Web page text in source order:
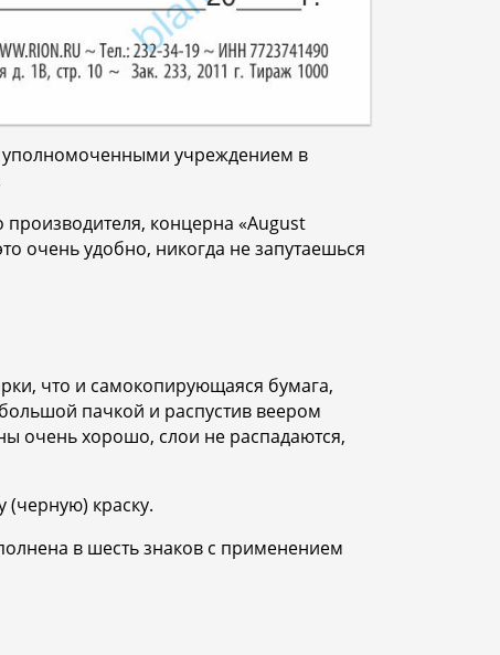
уполномоченными учреждением в
производителя, концерна «August
очень удобно, никогда не запутаешься
что и самокопирующаяся бумага,
пачкой и распустив веером
очень хорошо, слои не распадаются,
краску.
в шесть знаков с применением